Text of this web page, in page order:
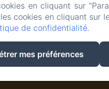
Créé par Amenitiz
en cliquant sur
cookies en cliquant sur
de confidentialité.
mes préférences